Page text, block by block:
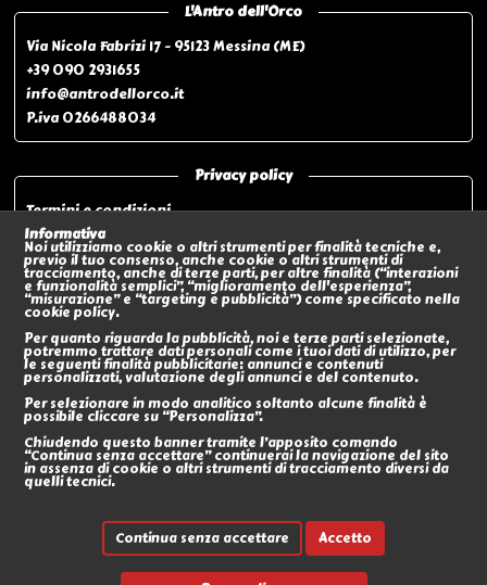
L'Antro dell'Orco
Via Nicola Fabrizi 17 - 95123 Messina (ME)
+39 090 2931655
info@antrodellorco.it
P.iva 0266488034
Privacy policy
Termini e condizioni
Privacy policy
Modalità di pagamento
Modalità di spedizione o Ritiro In negozio
Policy sui Resi
Eventi
Social
Informativa
Noi utilizziamo cookie o altri strumenti per finalità tecniche e,
previo il tuo consenso, anche cookie o altri strumenti di
tracciamento, anche di terze parti, per altre finalità (“interazioni
e funzionalità semplici”, “miglioramento dell'esperienza”,
“misurazione” e “targeting e pubblicità”) come specificato nella
cookie policy.
Per quanto riguarda la pubblicità, noi e terze parti selezionate,
potremmo trattare dati personali come i tuoi dati di utilizzo, per
le seguenti finalità pubblicitarie: annunci e contenuti
personalizzati, valutazione degli annunci e del contenuto.
Per selezionare in modo analitico soltanto alcune finalità è
possibile cliccare su “Personalizza”.
Chiudendo questo banner tramite l’apposito comando
“Continua senza accettare” continuerai la navigazione del sito
in assenza di cookie o altri strumenti di tracciamento diversi da
quelli tecnici.
Continua senza accettare Accetto